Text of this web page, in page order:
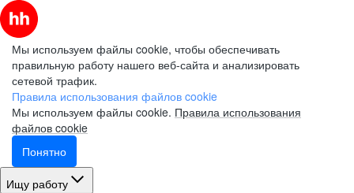
Мы используем файлы cookie, чтобы обеспечивать
правильную работу нашего веб-сайта и анализировать
сетевой трафик.
Правила использования файлов cookie
Мы используем файлы cookie. Правила использования
файлов cookie
Понятно
Ищу работу